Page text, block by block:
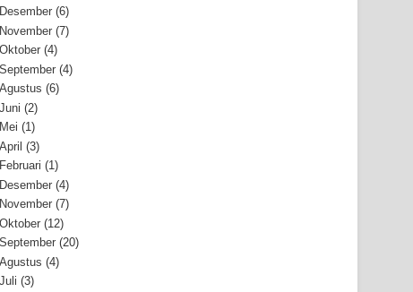
Desember (6)
November (7)
Oktober (4)
September (4)
Agustus (6)
Juni (2)
Mei (1)
April (3)
Februari (1)
Desember (4)
November (7)
Oktober (12)
September (20)
Agustus (4)
Juli (3)